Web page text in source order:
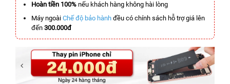
Hoàn tiền 100% nếu khách hàng không hài lòng
Máy ngoài Chế độ bảo hành đều có chính sách hỗ trợ giá lên
đến 300.000đ